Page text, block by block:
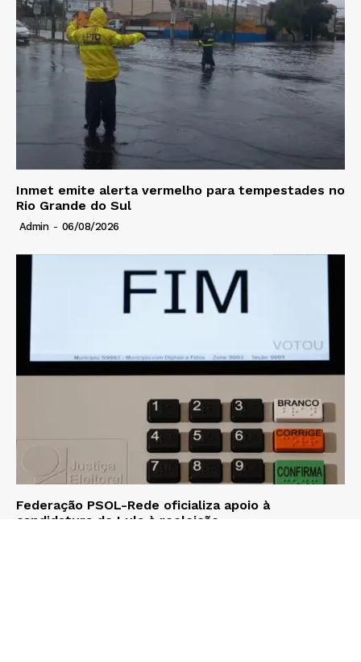
Inmet emite alerta vermelho para tempestades no
Rio Grande do Sul
Admin - 06/08/2026
Federação PSOL-Rede oficializa apoio à
candidatura de Lula à reeleição